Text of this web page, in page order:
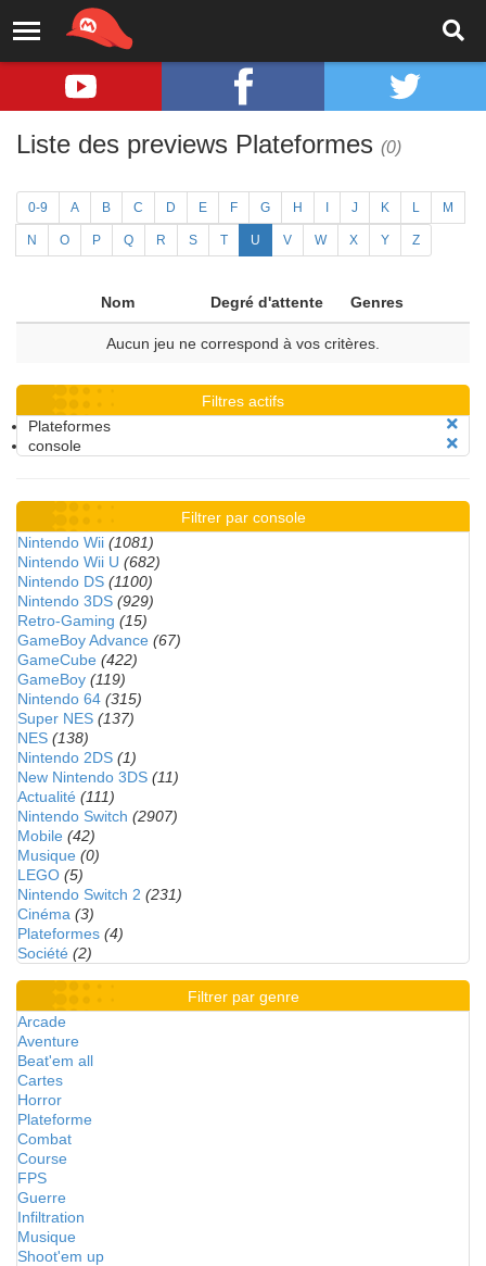
Liste des previews Plateformes (0)
0-9 A B C D E F G H J K L M
N O P Q R S T U V W X Y Z
Nom Degré d'attente Genres
Aucun jeu ne correspond à vos critères.
Filtres actifs
Plateformes
console
Filtrer par console
Nintendo Wii (1081)
Nintendo Wii U (682)
Nintendo DS (1100)
Nintendo 3DS (929)
Retro-Gaming (15)
GameBoy Advance (67)
GameCube (422)
GameBoy (119)
Nintendo 64 (315)
Super NES (137)
NES (138)
Nintendo 2DS (1)
New Nintendo 3DS (11)
Actualité (111)
Nintendo Switch (2907)
Mobile (42)
Musique (0)
LEGO (5)
Nintendo Switch 2 (231)
Cinéma (3)
Plateformes (4)
Société (2)
Filtrer par genre
Arcade
Aventure
Beat'em all
Cartes
Horror
Plateforme
Combat
Course
FPS
Guerre
Infiltration
Musique
Shoot'em up